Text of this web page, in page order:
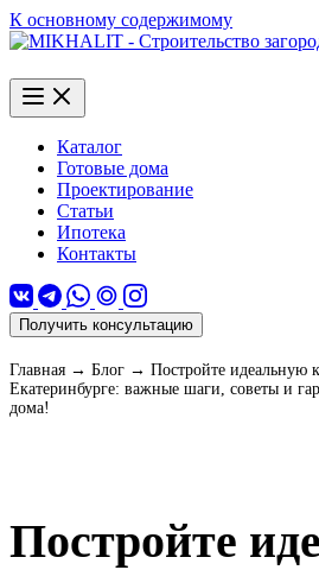
К основному содержимому
Каталог
Готовые дома
Проектирование
Статьи
Ипотека
Контакты
Получить консультацию
Главная → Блог → Постройте идеальную
Екатеринбурге: важные шаги, советы и
дома!
Постройте